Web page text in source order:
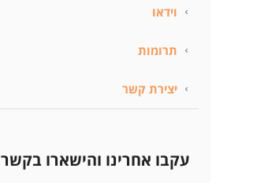
וידאו
תרומות
יצירת קשר
עקבו אחרינו והישארו בקשר